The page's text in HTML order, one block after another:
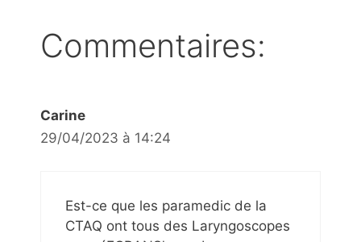
Commentaires:
Carine
29/04/2023 à 14:24
Est-ce que les paramedic de la
CTAQ ont tous des Laryngoscopes